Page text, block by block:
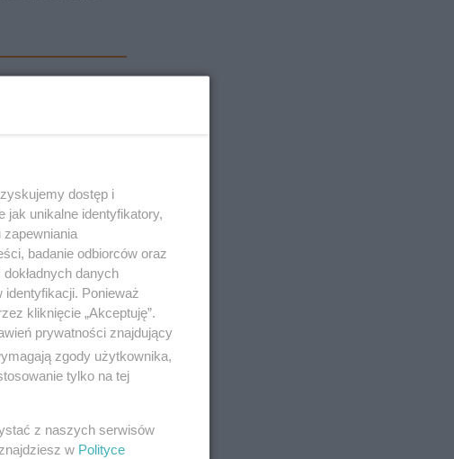
dostęp i
jak unikalne identyfikatory,
zapewniania
badanie odbiorców oraz
danych
Ponieważ
kliknięcie „Akceptuję”.
prywatności znajdujący
zgody użytkownika,
tylko na tej
z naszych serwisów
w Polityce